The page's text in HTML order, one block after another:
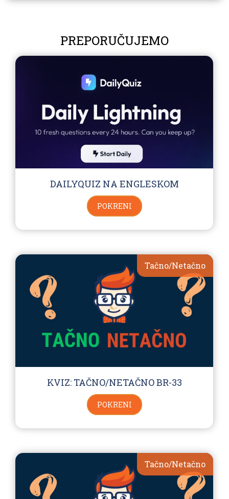
PREPORUČUJEMO
DAILYQUIZ NA ENGLESKOM
POKRENI
Tačno/Netačno
KVIZ: TAČNO/NETAČNO BR-33
POKRENI
Tačno/Netačno